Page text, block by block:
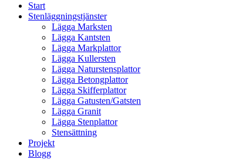
Start
Stenläggningstjänster
Lägga Marksten
Lägga Kantsten
Lägga Markplattor
Lägga Kullersten
Lägga Naturstensplattor
Lägga Betongplattor
Lägga Skifferplattor
Lägga Gatusten/Gatsten
Lägga Granit
Lägga Stenplattor
Stensättning
Projekt
Blogg